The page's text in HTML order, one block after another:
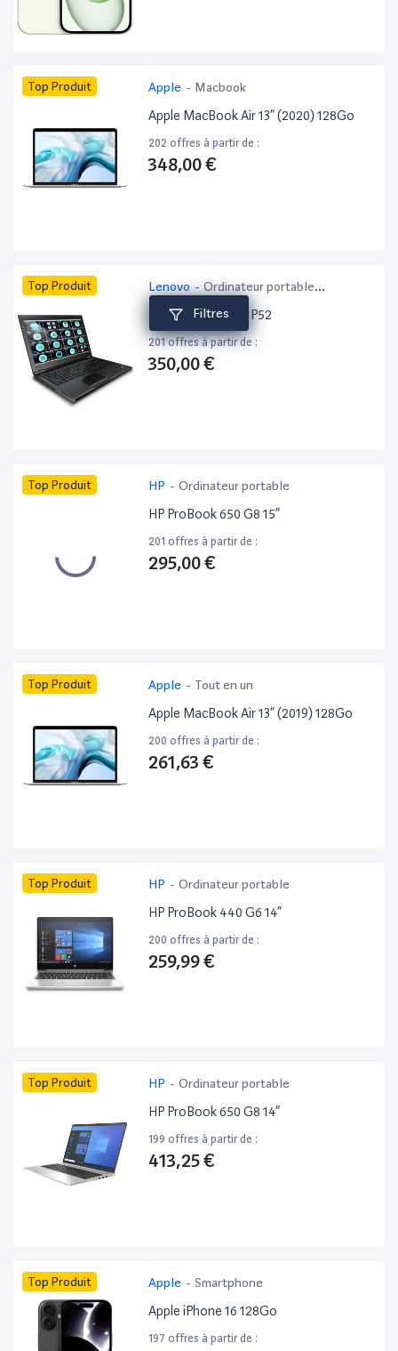
Filtres
Top Produit Apple - Macbook
Apple MacBook Air 13” (2020) 128Go
202 offres à partir de :
348,00 €
Top Produit Lenovo- Ordinateur portable
bureautique
Lenovo ThinkPad P52
201 offres à partir de :
350,00 €
Top Produit HP - Ordinateur portable
HP ProBook 650 G8 15”
201 offres à partir de :
295,00 €
Top Produit Apple - Tout en un
Apple MacBook Air 13” (2019) 128Go
200 offres à partir de :
261,63 €
Top Produit HP - Ordinateur portable
HP ProBook 440 G6 14”
200 offres à partir de :
259,99 €
Top Produit HP - Ordinateur portable
HP ProBook 650 G8 14”
199 offres à partir de :
413,25 €
Top Produit Apple - Smartphone
Apple iPhone 16 128Go
197 offres à partir de :